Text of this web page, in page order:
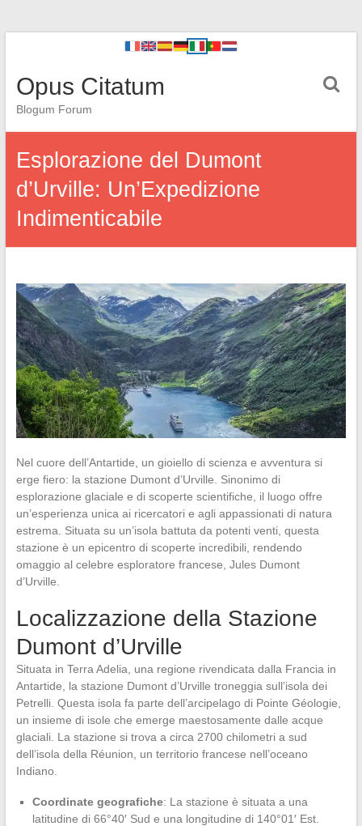
Opus Citatum
Blogum Forum
Esplorazione del Dumont
d’Urville: Un’Expedizione
Indimenticabile
Nel cuore dell’Antartide, un gioiello di scienza e avventura si
erge fiero: la stazione Dumont d’Urville. Sinonimo di
esplorazione glaciale e di scoperte scientifiche, il luogo offre
un’esperienza unica ai ricercatori e agli appassionati di natura
estrema. Situata su un’isola battuta da potenti venti, questa
stazione è un epicentro di scoperte incredibili, rendendo
omaggio al celebre esploratore francese, Jules Dumont
d’Urville.
Localizzazione della Stazione
Dumont d’Urville
Situata in Terra Adelia, una regione rivendicata dalla Francia in
Antartide, la stazione Dumont d’Urville troneggia sull’isola dei
Petrelli. Questa isola fa parte dell’arcipelago di Pointe Géologie,
un insieme di isole che emerge maestosamente dalle acque
glaciali. La stazione si trova a circa 2700 chilometri a sud
dell’isola della Réunion, un territorio francese nell’oceano
Indiano.
Coordinate geografiche: La stazione è situata a una
latitudine di 66°40′ Sud e una longitudine di 140°01′ Est.